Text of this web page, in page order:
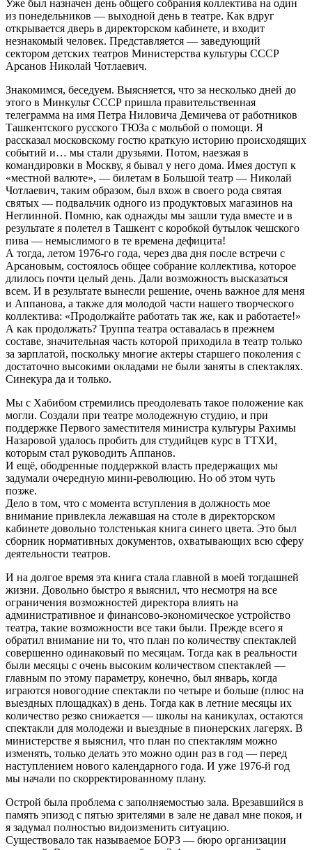
Уже был назначен день общего собрания коллектива на один
из понедельников — выходной день в театре. Как вдруг
открывается дверь в директорском кабинете, и входит
незнакомый человек. Представляется — заведующий
сектором детских театров Министерства культуры СССР
Арсанов Николай Чотлаевич.
Знакомимся, беседуем. Выясняется, что за несколько дней до
этого в Минкульт СССР пришла правительственная
телеграмма на имя Петра Ниловича Демичева от работников
Ташкентского русского ТЮЗа с мольбой о помощи. Я
рассказал московскому гостю краткую историю происходящих
событий и… мы стали друзьями. Потом, наезжая в
командировки в Москву, я бывал у него дома. Имея доступ к
«местной валюте», — билетам в Большой театр — Николай
Чотлаевич, таким образом, был вхож в своего рода святая
святых — подвальчик одного из продуктовых магазинов на
Неглинной. Помню, как однажды мы зашли туда вместе и в
результате я полетел в Ташкент с коробкой бутылок чешского
пива — немыслимого в те времена дефицита!
А тогда, летом 1976-го года, через два дня после встречи с
Арсановым, состоялось общее собрание коллектива, которое
длилось почти целый день. Дали возможность высказаться
всем. И в результате вынесли решение, очень важное для меня
и Аппанова, а также для молодой части нашего творческого
коллектива: «Продолжайте работать так же, как и работаете!»
А как продолжать? Труппа театра оставалась в прежнем
составе, значительная часть которой приходила в театр только
за зарплатой, поскольку многие актеры старшего поколения с
достаточно высокими окладами не были заняты в спектаклях.
Синекура да и только.
Мы с Хабибом стремились преодолевать такое положение как
могли. Создали при театре молодежную студию, и при
поддержке Первого заместителя министра культуры Рахимы
Назаровой удалось пробить для студийцев курс в ТТХИ,
которым стал руководить Аппанов.
И ещё, ободренные поддержкой власть предержащих мы
задумали очередную мини-революцию. Но об этом чуть
позже.
Дело в том, что с момента вступления в должность мое
внимание привлекла лежавшая на столе в директорском
кабинете довольно толстенькая книга синего цвета. Это был
сборник нормативных документов, охватывающих всю сферу
деятельности театров.
И на долгое время эта книга стала главной в моей тогдашней
жизни. Довольно быстро я выяснил, что несмотря на все
ограничения возможностей директора влиять на
административное и финансово-экономическое устройство
театра, такие возможности все таки были. Прежде всего я
обратил внимание ни то, что план по количеству спектаклей
совершенно одинаковый по месяцам. Тогда как в реальности
были месяцы с очень высоким количеством спектаклей —
главным по этому параметру, конечно, был январь, когда
играются новогодние спектакли по четыре и больше (плюс на
выездных площадках) в день. Тогда как в летние месяцы их
количество резко снижается — школы на каникулах, остаются
спектакли для молодежи и выездные в пионерских лагерях. В
министерстве я выяснил, что план по спектаклям можно
изменять, только делать это можно один раз в год — перед
наступлением нового календарного года. И уже 1976-й год
мы начали по скорректированному плану.
Острой была проблема с заполняемостью зала. Врезавшийся в
память эпизод с пятью зрителями в зале не давал мне покоя, и
я задумал полностью видоизменить ситуацию.
Существовало так называемое БОРЗ — бюро организации